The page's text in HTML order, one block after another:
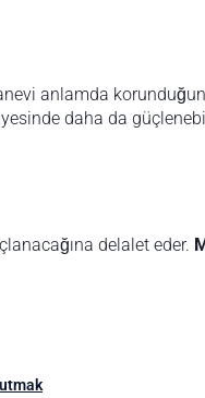
anlamda
daha da
delalet eder.